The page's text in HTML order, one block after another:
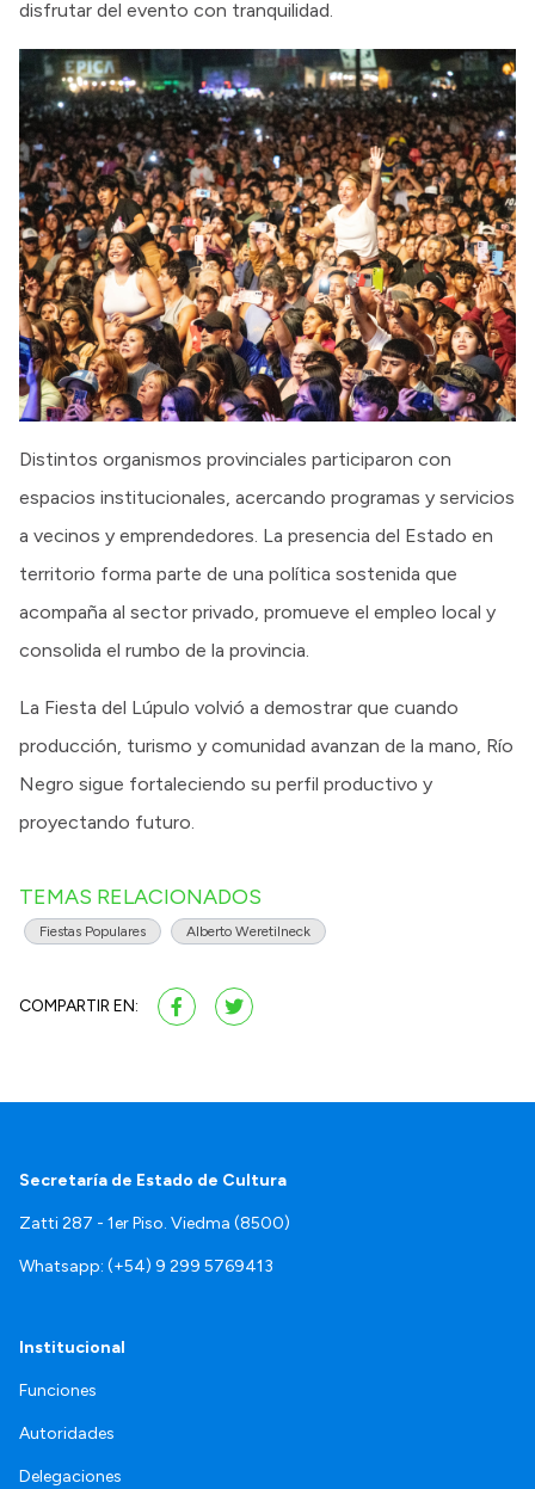
disfrutar del evento con tranquilidad.
Distintos organismos provinciales participaron con
espacios institucionales, acercando programas y servicios
a vecinos y emprendedores. La presencia del Estado en
territorio forma parte de una política sostenida que
acompaña al sector privado, promueve el empleo local y
consolida el rumbo de la provincia.
La Fiesta del Lúpulo volvió a demostrar que cuando
producción, turismo y comunidad avanzan de la mano, Río
Negro sigue fortaleciendo su perfil productivo y
proyectando futuro.
TEMAS RELACIONADOS
Fiestas Populares Alberto Weretilneck
COMPARTIR EN:
Secretaría de Estado de Cultura
Zatti 287 - 1er Piso. Viedma (8500)
Whatsapp: (+54) 9 299 5769413
Institucional
Funciones
Autoridades
Delegaciones